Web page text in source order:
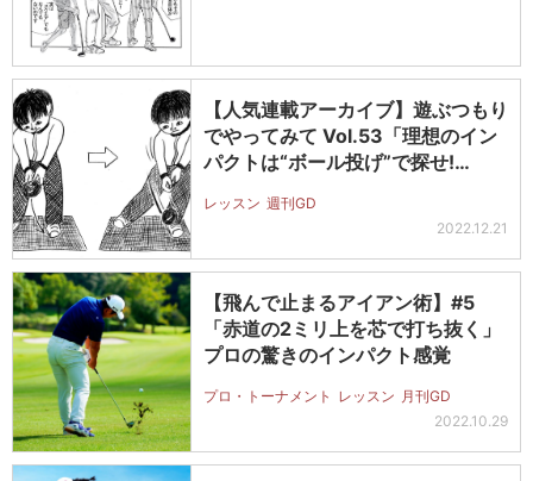
【人気連載アーカイブ】遊ぶつもり
でやってみて Vol.53「理想のイン
パクトは“ボール投げ”で探せ!…
レッスン 週刊GD
2022.12.21
【飛んで止まるアイアン術】#5
「赤道の2ミリ上を芯で打ち抜く」
プロの驚きのインパクト感覚
プロ・トーナメント レッスン 月刊GD
2022.10.29